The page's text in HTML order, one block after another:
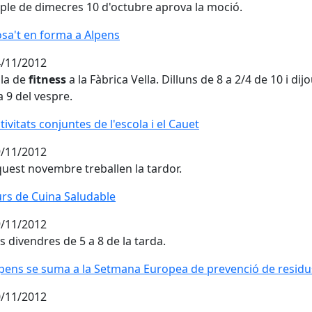
de dimecres 10 d'octubre aprova la moció.
en forma a Alpens
en forma a Alpens
11/2012
defitnessa la Fàbrica Vella. Dilluns de 8 a 2/4 de 10 i
9 del vespre.
conjuntes de l'escola i el Cauet
conjuntes de l'escola i el Cauet
11/2012
novembre treballen la tardor.
de Cuina Saludable
de Cuina Saludable
11/2012
divendres de 5 a 8 de la tarda.
se suma a la Setmana Europea de prevenció de
se suma a la Setmana Europea de prevenció de
11/2012